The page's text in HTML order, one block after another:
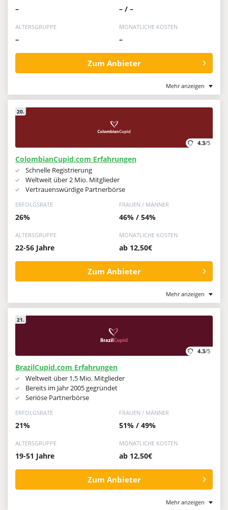
– – / –
ALTERSGRUPPE
–
MONATLICHE KOSTEN
–
Zum Anbieter
Mehr anzeigen
20.
4.3/5
ColombianCupid.com Erfahrungen
Schnelle Registrierung
Weltweit über 2 Mio. Mitglieder
Vertrauenswürdige Partnerbörse
ERFOLGSRATE
26%
FRAUEN / MÄNNER
46% / 54%
ALTERSGRUPPE
22-56 Jahre
MONATLICHE KOSTEN
ab 12,50€
Zum Anbieter
Mehr anzeigen
21.
4.3/5
BrazilCupid.com Erfahrungen
Weltweit über 1,5 Mio. Mitglieder
Bereits im Jahr 2005 gegründet
Seriöse Partnerbörse
ERFOLGSRATE
21%
FRAUEN / MÄNNER
51% / 49%
ALTERSGRUPPE
19-51 Jahre
MONATLICHE KOSTEN
ab 12,50€
Zum Anbieter
Mehr anzeigen